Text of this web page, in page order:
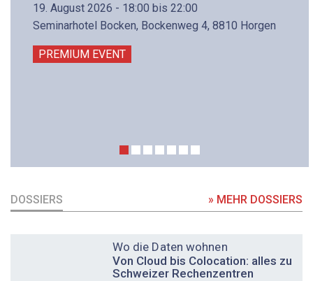
19. August 2026 - 18:00 bis 22:00
Seminarhotel Bocken, Bockenweg 4, 8810 Horgen
PREMIUM EVENT
DOSSIERS » MEHR DOSSIERS
Wo die Daten wohnen
Von Cloud bis Colocation: alles zu
Schweizer Rechenzentren